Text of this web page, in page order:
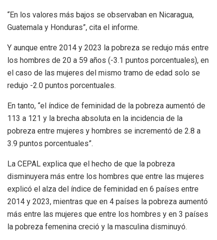
“En los valores más bajos se observaban en Nicaragua,
Guatemala y Honduras”, cita el informe.
Y aunque entre 2014 y 2023 la pobreza se redujo más entre
los hombres de 20 a 59 años (-3.1 puntos porcentuales), en
el caso de las mujeres del mismo tramo de edad solo se
redujo -2.0 puntos porcentuales.
En tanto, “el índice de feminidad de la pobreza aumentó de
113 a 121 y la brecha absoluta en la incidencia de la
pobreza entre mujeres y hombres se incrementó de 2.8 a
3.9 puntos porcentuales”.
La CEPAL explica que el hecho de que la pobreza
disminuyera más entre los hombres que entre las mujeres
explicó el alza del índice de feminidad en 6 países entre
2014 y 2023, mientras que en 4 países la pobreza aumentó
más entre las mujeres que entre los hombres y en 3 países
la pobreza femenina creció y la masculina disminuyó.